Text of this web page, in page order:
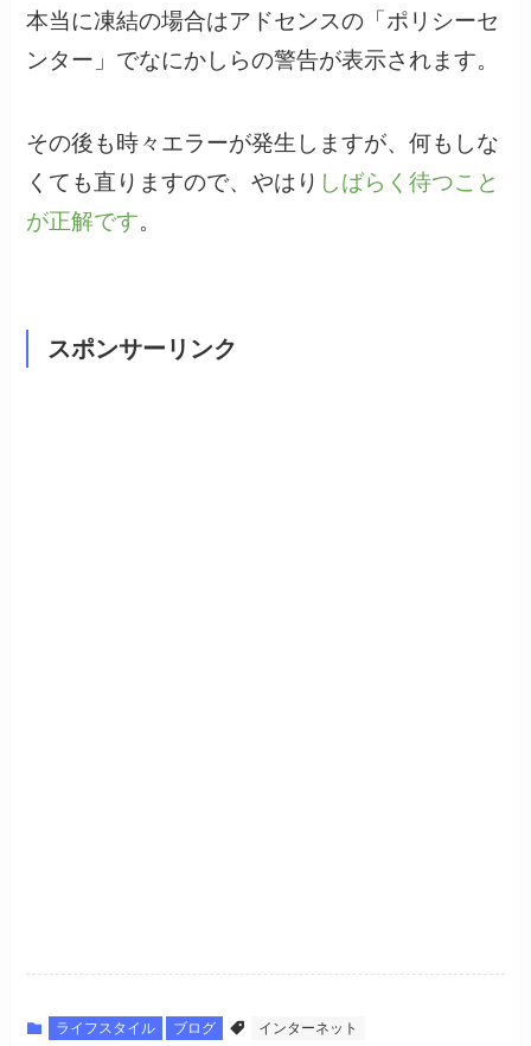
本当に凍結の場合はアドセンスの「ポリシーセ
ンター」でなにかしらの警告が表示されます。
その後も時々エラーが発生しますが、何もしな
くても直りますので、やはり しばらく待つこと
が正解です。
スポンサーリンク
ライフスタイル ブログ インターネット